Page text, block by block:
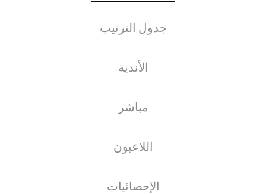
جدول الترتيب
الأندية
مباشر
اللاعبون
الإحصائيات
الأخبار التشكيلات الإحصائيات